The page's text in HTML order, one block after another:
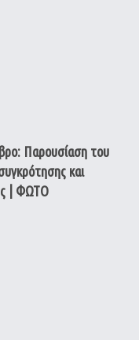
Παρουσίαση του
και
| ΦΩΤΟ